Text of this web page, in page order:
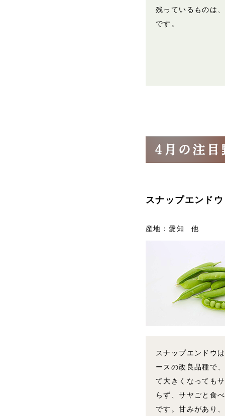
残っているものは
です。
スナップエンドウ
産地：愛知 他
スナップエンドウ
ースの改良品種で
て大きくなっても
らず、サヤごと食
です。甘みがあり